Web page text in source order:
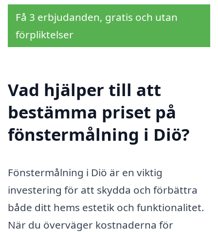
Få 3 erbjudanden, gratis och utan
förpliktelser
Vad hjälper till att
bestämma priset på
fönstermålning i Diö?
Fönstermålning i Diö är en viktig
investering för att skydda och förbättra
både ditt hems estetik och funktionalitet.
När du överväger kostnaderna för